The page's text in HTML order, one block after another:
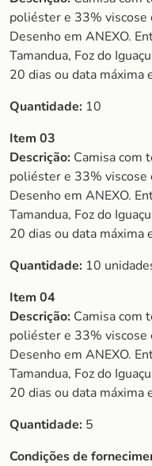
poliéster e 33%
Desenho em ANEXO.
Tamandua, Foz do
20 dias ou data máxima
Quantidade: 10
Item 03
Descrição: Camisa com
poliéster e 33%
Desenho em ANEXO.
Tamandua, Foz do
20 dias ou data máxima
Quantidade: 10
Item 04
Descrição: Camisa com
poliéster e 33% viscose
Desenho em ANEXO.
Tamandua, Foz do
20 dias ou data máxima
Quantidade: 5
Condições de